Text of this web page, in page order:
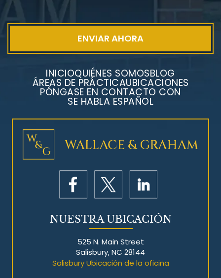
INICIOQUIÉNES SOMOSBLOG
ÁREAS DE PRÁCTICAUBICACIONES
PÓNGASE EN CONTACTO CON
SE HABLA ESPAÑOL
NUESTRA UBICACIÓN
525 N. Main Street
Salisbury, NC 28144
Salisbury Ubicación de la oficina